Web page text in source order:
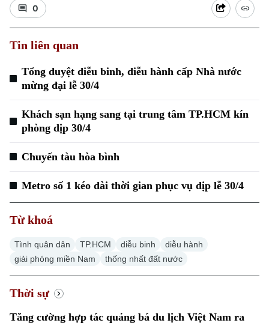
0
Tin liên quan
Tổng duyệt diễu binh, diễu hành cấp Nhà nước
mừng đại lễ 30/4
Khách sạn hạng sang tại trung tâm TP.HCM kín
phòng dịp 30/4
Chuyến tàu hòa bình
Metro số 1 kéo dài thời gian phục vụ dịp lễ 30/4
Từ khoá
Tình quân dân TP.HCM diễu binh
diễu hành
giải phóng miền Nam
thống nhất đất nước
Thời sự
Tăng cường hợp tác quảng bá du lịch Việt Nam ra